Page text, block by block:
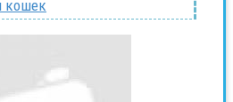
кошек